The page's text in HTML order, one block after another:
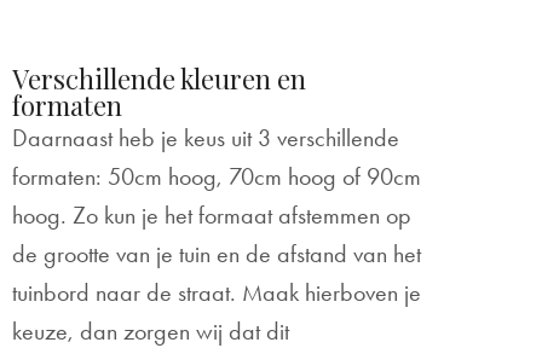
Verschillende kleuren en
formaten
Daarnaast heb je keus uit 3 verschillende
formaten: 50cm hoog, 70cm hoog of 90cm
hoog. Zo kun je het formaat afstemmen op
de grootte van je tuin en de afstand van het
tuinbord naar de straat. Maak hierboven je
keuze, dan zorgen wij dat dit